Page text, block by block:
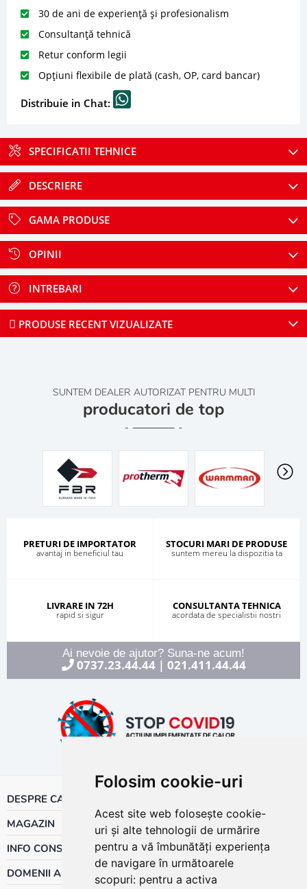
Folosim cookie-uri
Acest site web folosește cookie-
uri și alte tehnologii de urmărire
pentru a vă îmbunătăți experiența
de navigare în următoarele
scopuri: pentru a activa
30 de ani de experiență și profesionalism
Consultanță tehnică
Retur conform legii
Opțiuni flexibile de plată (cash, OP, card bancar)
Distribuie in Chat:
SPECIFICATII TEHNICE
DESCRIERE
GAMA PRODUSE
OPINII
INTREBARI
PRODUSE RECENT VIZUALIZATE
SUNTEM DEALER AUTORIZAT PENTRU MULTI
producatori de top
PRETURI DE IMPORTATOR
avantaj in beneficiul tau
STOCURI MARI DE PRODUSE
suntem mereu la dispozitia ta
LIVRARE IN 72H
rapid si sigur
CONSULTANTA TEHNICA
acordata de specialistii nostri
Ai nevoie de ajutor? Suna-ne acum!
0737.23.44.44| 021.411.44.44
DESPRE CALOR
MAGAZIN
INFO CONSUMATOR
DOMENII ACTIVITATE